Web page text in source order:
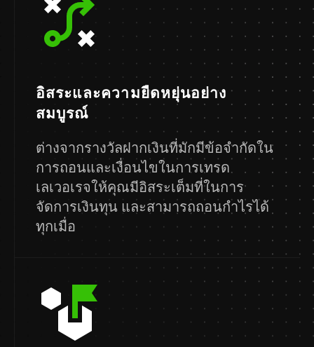
อิสระและความยืดหยุ่นอย่าง
สมบูรณ์
ต่างจากรางวัลฝากเงินที่มักมีข้อจำกัดใน
การถอนและเงื่อนไขในการเทรด
เลเวอเรจให้คุณมีอิสระเต็มที่ในการ
จัดการเงินทุน และสามารถถอนกำไรได้
ทุกเมื่อ